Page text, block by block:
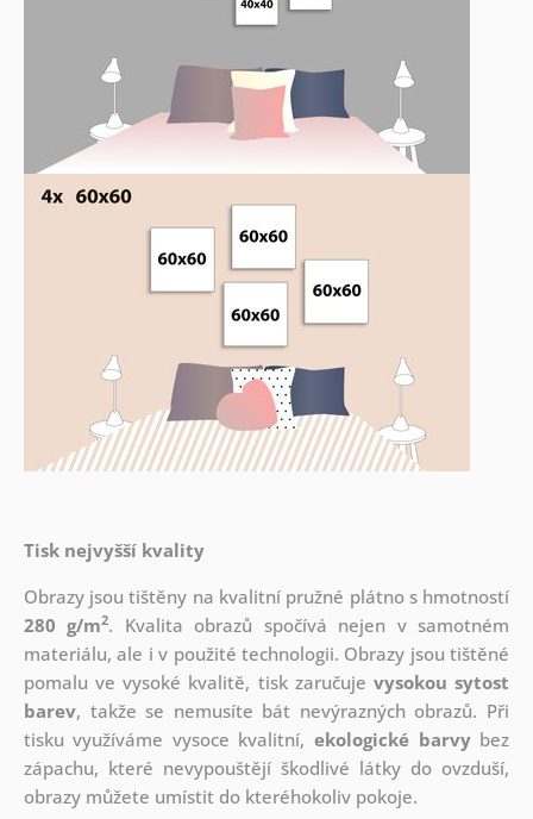
Tisk nejvyšší kvality
Obrazy jsou tištěny na kvalitní pružné plátno s hmotností
280 g/m2. Kvalita obrazů spočívá nejen v samotném
materiálu, ale i v použité technologii. Obrazy jsou tištěné
pomalu ve vysoké kvalitě, tisk zaručuje vysokou sytost
barev, takže se nemusíte bát nevýrazných obrazů. Při
tisku využíváme vysoce kvalitní,ekologické barvybez
zápachu, které nevypouštějí škodlivé látky do ovzduší,
obrazy můžete umístit do kteréhokoliv pokoje.